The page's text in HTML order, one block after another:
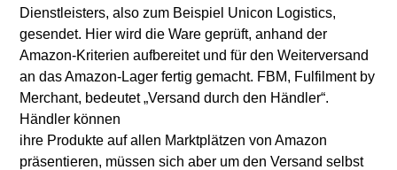
Dienstleisters, also zum Beispiel Unicon Logistics,
gesendet. Hier wird die Ware geprüft, anhand der
Amazon-Kriterien aufbereitet und für den Weiterversand
an das Amazon-Lager fertig gemacht. FBM, Fulfilment by
Merchant, bedeutet „Versand durch den Händler“.
Händler können
ihre Produkte auf allen Marktplätzen von Amazon
präsentieren, müssen sich aber um den Versand selbst